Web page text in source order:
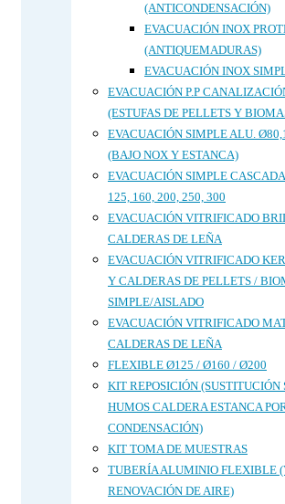
(ANTICONDENSACIÓN)
EVACUACIÓN INOX
(ANTIQUEMADURAS)
EVACUACIÓN INOX
EVACUACIÓN P.P
(ESTUFAS DE PELLETS Y
EVACUACIÓN SIMPLE ALU.
(BAJO NOX Y ESTANCA)
EVACUACIÓN SIMPLE
125, 160, 200, 250, 300
EVACUACIÓN VITRIFICADO
CALDERAS DE LEÑA
EVACUACIÓN VITRIFICADO
Y CALDERAS DE PELLETS /
SIMPLE/AISLADO
EVACUACIÓN VITRIFICADO
CALDERAS DE LEÑA
FLEXIBLE Ø125 / Ø160 / Ø200
KIT REPOSICIÓN (SUSTITUCIÓN
HUMOS CALDERA ESTANCA
CONDENSACIÓN)
KIT TOMA DE MUESTRAS
TUBERÍA ALUMINIO FLEXIBLE
RENOVACIÓN DE AIRE)